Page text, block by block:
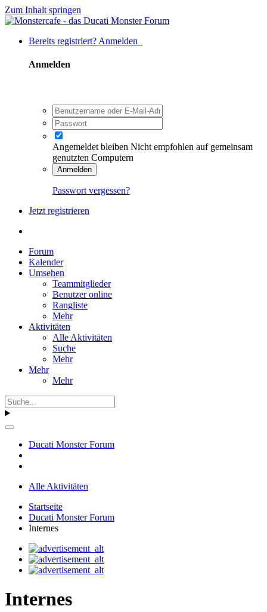
Zum Inhalt springen
Bereits registriert? Anmelden
Anmelden
Angemeldet bleiben Nicht empfohlen auf gemeinsam
genutzten Computern
Anmelden
Passwort vergessen?
Jetzt registrieren
Forum
Kalender
Umsehen
Teammitglieder
Benutzer online
Rangliste
Mehr
Aktivitäten
Alle Aktivitäten
Suche
Mehr
Mehr
Mehr
Ducati Monster Forum
Alle Aktivitäten
Startseite
Ducati Monster Forum
Internes
Internes